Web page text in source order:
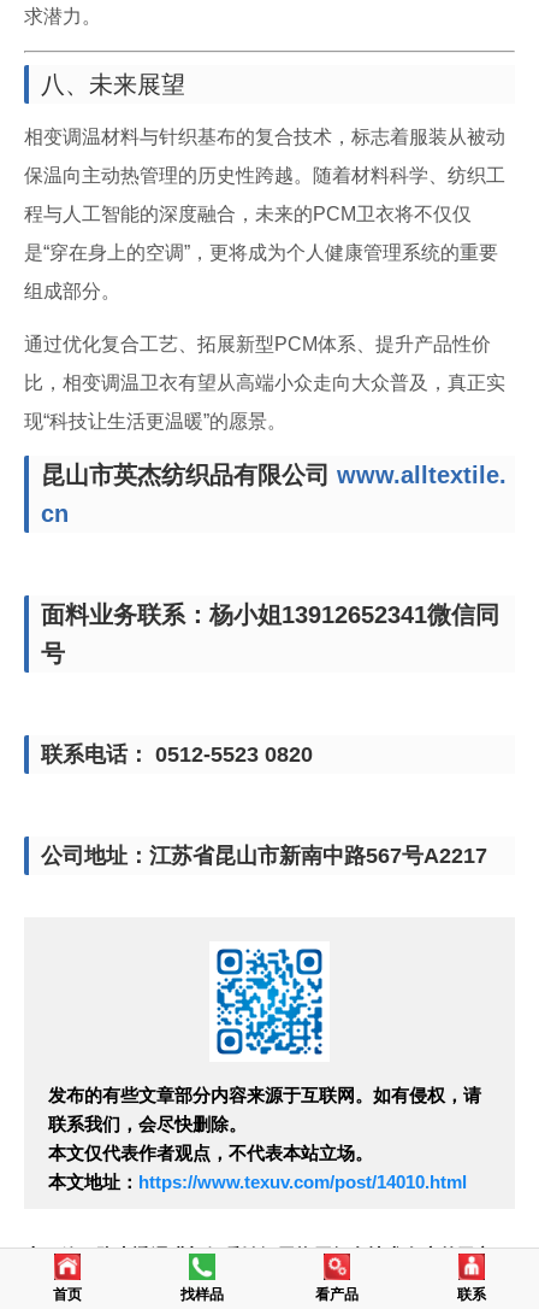
求潜力。
八、未来展望
相变调温材料与针织基布的复合技术，标志着服装从被动
保温向主动热管理的历史性跨越。随着材料科学、纺织工
程与人工智能的深度融合，未来的PCM卫衣将不仅仅
是“穿在身上的空调”，更将成为个人健康管理系统的重要
组成部分。
通过优化复合工艺、拓展新型PCM体系、提升产品性价
比，相变调温卫衣有望从高端小众走向大众普及，真正实
现“科技让生活更温暖”的愿景。
昆山市英杰纺织品有限公司 www.alltextile.
cn
面料业务联系：杨小姐13912652341微信同
号
联系电话： 0512-5523 0820
公司地址：江苏省昆山市新南中路567号A2217
发布的有些文章部分内容来源于互联网。如有侵权，请
联系我们，会尽快删除。
本文仅代表作者观点，不代表本站立场。
本文地址： https://www.texuv.com/post/14010.html
上一篇：防水透湿膜与保暖针织层热压复合技术在户外卫衣中的应用
下一篇：轻量化高蓬松保暖针织复合面料在户外卫衣中的实践
首页 找样品 看产品 联系